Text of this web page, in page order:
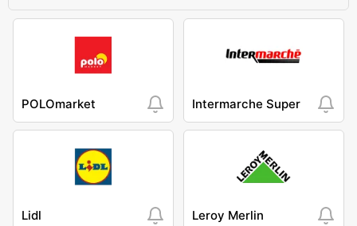
POLOmarket Intermarche Super
Lidl Leroy Merlin